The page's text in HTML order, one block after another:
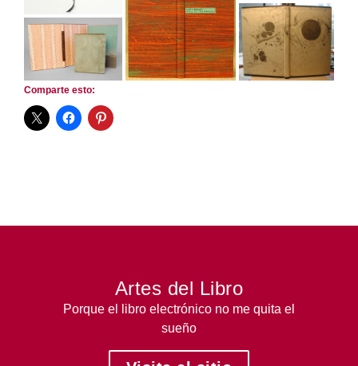
Comparte esto:
Artes del Libro
Porque el libro electrónico no me quita el
sueño